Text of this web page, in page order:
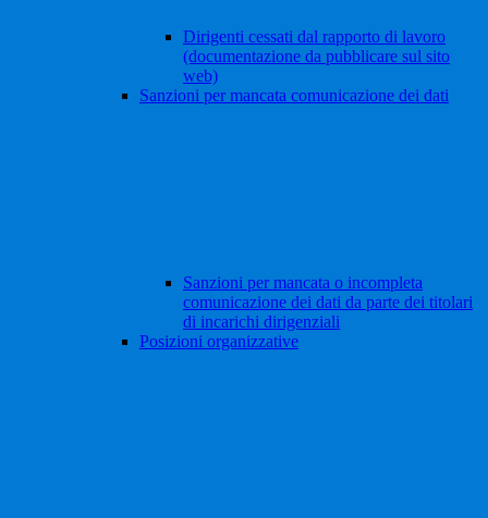
Dirigenti cessati dal rapporto di lavoro
(documentazione da pubblicare sul sito
web)
Sanzioni per mancata comunicazione dei dati
Sanzioni per mancata o incompleta
comunicazione dei dati da parte dei titolari
di incarichi dirigenziali
Posizioni organizzative